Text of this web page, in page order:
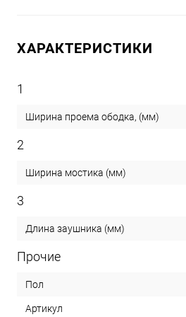
ХАРАКТЕРИСТИКИ
1
Ширина проема ободка, (мм)
2
Ширина мостика (мм)
3
Длина заушника (мм)
Прочие
Пол
Артикул